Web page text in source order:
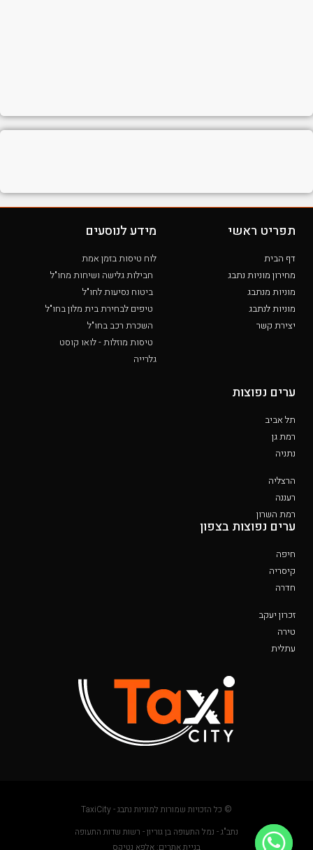
תפריט ראשי
דף הבית
מחירון מוניות נתבג
מוניות מנתבג
מוניות לנתבג
יצירת קשר
מידע לנוסעים
לוח טיסות בזמן אמת
חבילות גלישה ושיחות מחו"ל
ביטוח נסיעות לחו"ל
טיפים לבחירת בית מלון בחו"ל
השכרת רכב בחו"ל
טיסות מוזלות - לואו קוסט
גלרייה
ערים נפוצות
תל אביב
רמת גן
נתניה
הרצליה
רעננה
רמת השרון
ערים נפוצות בצפון
חיפה
קיסריה
חדרה
זכרון יעקב
טירה
עתלית
© כל הזכויות שמורות למוניות נתבג - TaxiCity
נתב"ג - נמל התעופה בן גוריון - רשות שדות התעופה
בניית אתרים: אלפא נטיקס